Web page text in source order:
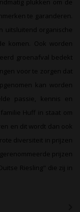
plukken om de
te garanderen.
organische
komen. Ook worden
groenafval bedekt
voor te zorgen dat
kan worden
passie, kennis en
Huff in staat om
en dit wordt dan ook
diversiteit in prijzen
prijzen
Riesling" die zij in